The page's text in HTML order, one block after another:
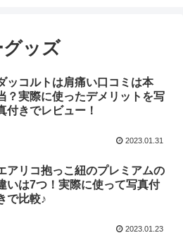
ッズ
ッコルトは肩痛い口コミは本
？実際に使ったデメリットを写
付きでレビュー！
2023.01.31
アリコ抱っこ紐のプレミアムの
いは7つ！実際に使って写真付
で比較♪
2023.01.23